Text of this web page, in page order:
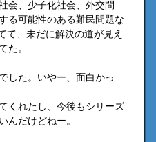
会、少子化社会、外交問
る可能性のある難民問題な
て、未だに解決の道が見え
た。
した。いやー、面白かっ
くれたし、今後もシリーズ
んだけどねー。